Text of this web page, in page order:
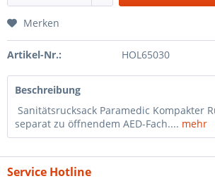
Merken
Artikel-Nr.: HOL65030
Beschreibung
Sanitätsrucksack Paramedic Kompakter
separat zu öffnendem AED-Fach.... mehr
Service Hotline